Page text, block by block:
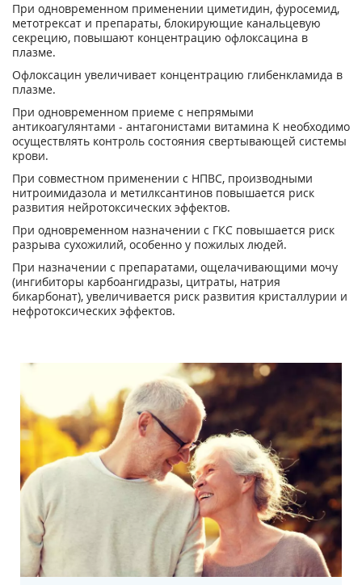
При одновременном применении циметидин, фуросемид,
метотрексат и препараты, блокирующие канальцевую
секрецию, повышают концентрацию офлоксацина в
плазме.
Офлоксацин увеличивает концентрацию глибенкламида в
плазме.
При одновременном приеме с непрямыми
антикоагулянтами - антагонистами витамина К необходимо
осуществлять контроль состояния свертывающей системы
крови.
При совместном применении с НПВС, производными
нитроимидазола и метилксантинов повышается риск
развития нейротоксических эффектов.
При одновременном назначении с ГКС повышается риск
разрыва сухожилий, особенно у пожилых людей.
При назначении с препаратами, ощелачивающими мочу
(ингибиторы карбоангидразы, цитраты, натрия
бикарбонат), увеличивается риск развития кристаллурии и
нефротоксических эффектов.